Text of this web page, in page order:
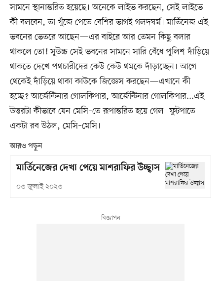
সামনে স্থানান্তরিত হয়েছে। অনেকে লাইভ করছেন, সেই লাইভে
কী বলবেন, তা খুঁজে পেতে বেশির ভাগই গলদঘর্ম। মার্তিনেজ এই
ভবনের ভেতরে আছেন—এর বাইরে আর তেমন কিছু বলার
থাকলে তো! সুউচ্চ সেই ভবনের সামনে সারি বেঁধে পুলিশ দাঁড়িয়ে
থাকতে দেখে পথচারীদের কেউ কেউ থমকে দাঁড়াচ্ছেন। আগে
থেকেই দাঁড়িয়ে থাকা কাউকে জিজ্ঞেস করছেন—এখানে কী
হচ্ছে? আর্জেন্টিনার গোলকিপার, আর্জেন্টিনার গোলকিপার...এই
উত্তরটা কীভাবে যেন মেসি–তে রূপান্তরিত হয়ে গেল। ফুটপাতে
একটা রব উঠল, মেসি–মেসি।
আরও পড়ুন
মার্তিনেজের দেখা পেয়ে মাশরাফির উচ্ছ্বাস
০৩ জুলাই ২০২৩